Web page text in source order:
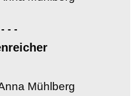
- - -
Mühlberg